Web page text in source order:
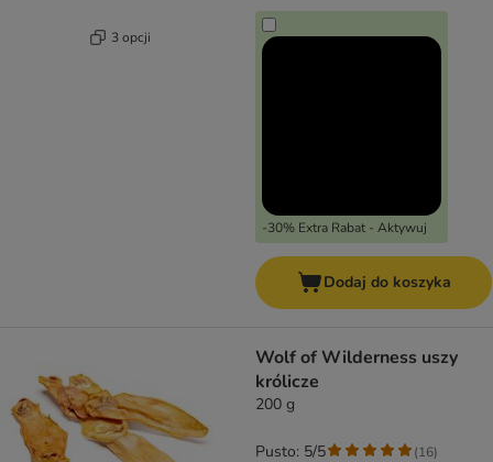
3 opcji
-30% Extra Rabat - Aktywuj
Dodaj do koszyka
Wolf of Wilderness uszy
królicze
200 g
Pusto: 5/5 (16)